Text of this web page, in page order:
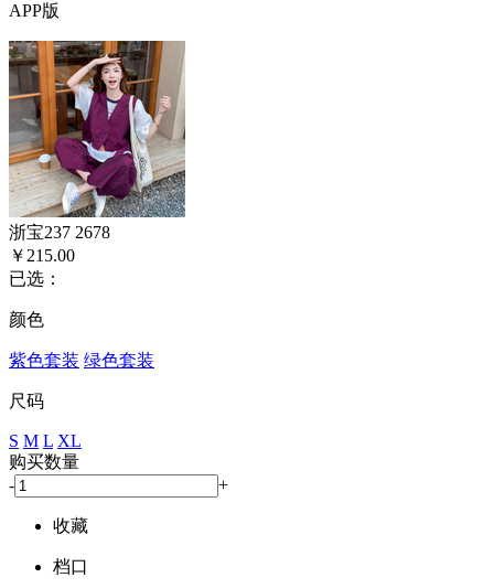
APP版
浙宝237 2678
￥215.00
已选：
颜色
紫色套装 绿色套装
尺码
S M L XL
购买数量
-
+
收藏
档口